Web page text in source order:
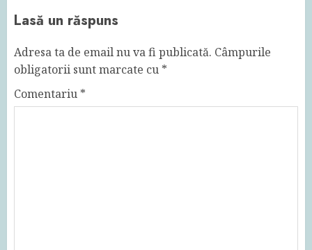
Lasă un răspuns
Adresa ta de email nu va fi publicată. Câmpurile
obligatorii sunt marcate cu *
Comentariu *